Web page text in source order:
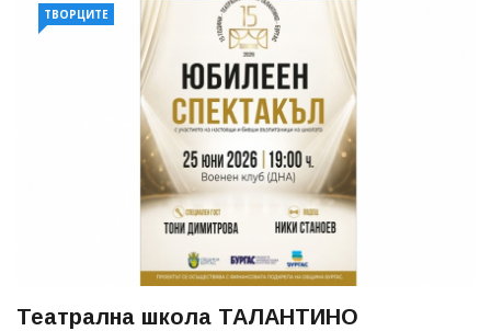
ТВОРЦИТЕ
Театрална школа ТАЛАНТИНО